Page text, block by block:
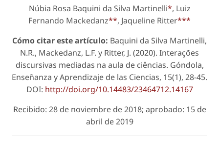
Núbia Rosa Baquini da Silva Martinelli*, Luiz
Fernando Mackedanz**, Jaqueline Ritter***
Cómo citar este artículo: Baquini da Silva Martinelli,
N.R., Mackedanz, L.F. y Ritter, J. (2020). Interações
discursi­vas mediadas na aula de ciências. Góndola,
Enseñanza y Aprendizaje de las Ciencias, 15(1), 28-45.
DOI: http://doi.org/10.14483/23464712.14167
Recibido: 28 de noviembre de 2018; aprobado: 15 de
abril de 2019